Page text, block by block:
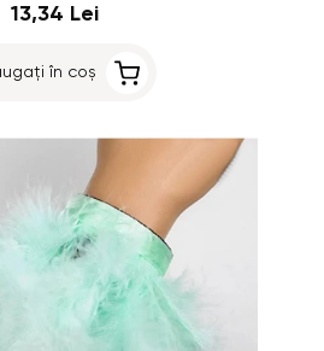
13,34 Lei
în coș